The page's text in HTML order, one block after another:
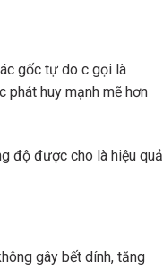
gốc tự do c gọi là
phát huy mạnh mẽ hơn
độ được cho là hiệu quả
gây bết dính, tăng